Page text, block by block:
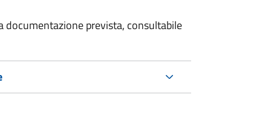
prevista, consultabile